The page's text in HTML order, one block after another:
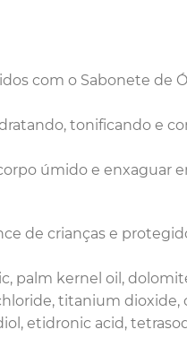
com o Sabonete de
tonificando e
úmido e enxaguar
de crianças e
palm kernel oil,
titanium
etidronic acid,